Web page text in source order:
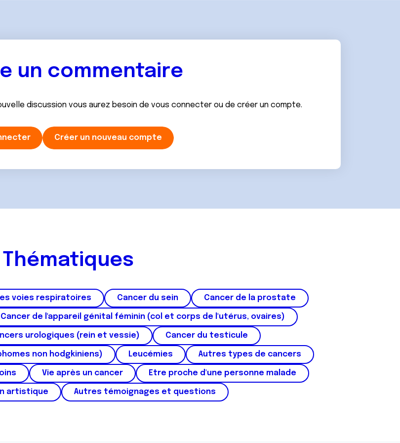
un commentaire
discussion vous aurez besoin de vous connecter ou de créer un compte.
Créer un nouveau compte
Thématiques
voies respiratoires Cancer du sein Cancer de la prostate
Cancer de l'appareil génital féminin (col et corps de l'utérus, ovaires)
urologiques (rein et vessie) Cancer du testicule
non hodgkiniens) Leucémies Autres types de cancers
Vie après un cancer Etre proche d'une personne malade
artistique Autres témoignages et questions